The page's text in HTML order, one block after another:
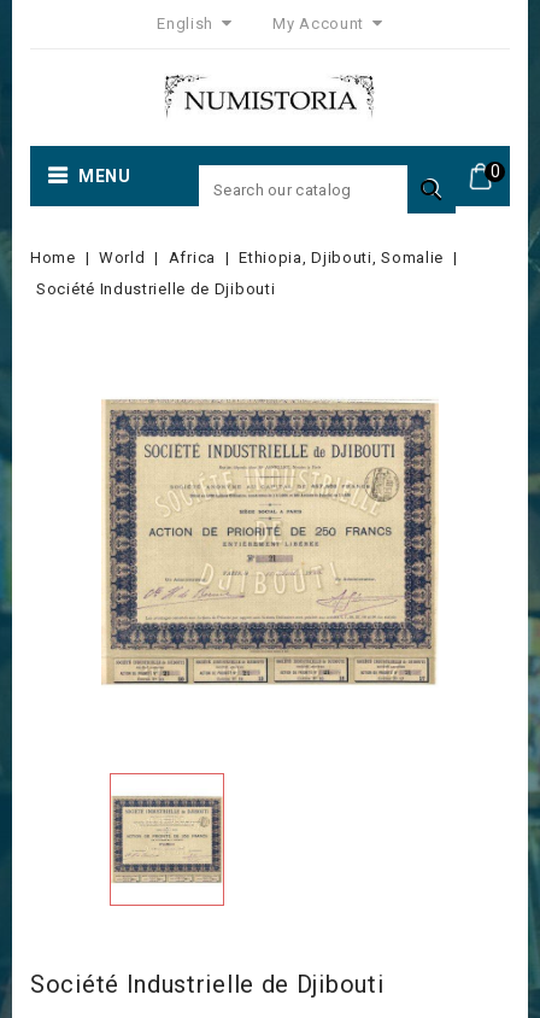
English My Account
0
MENU 
Home World Africa
Ethiopia, Djibouti, Somalie
Société Industrielle de Djibouti
Société Industrielle de Djibouti